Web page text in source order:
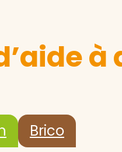
Brico